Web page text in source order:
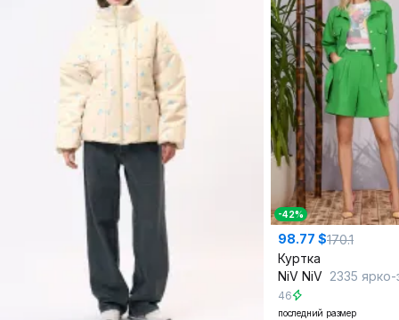
-42%
98.77 $170.1
Куртка
NiV NiV 2335
46
последний размер